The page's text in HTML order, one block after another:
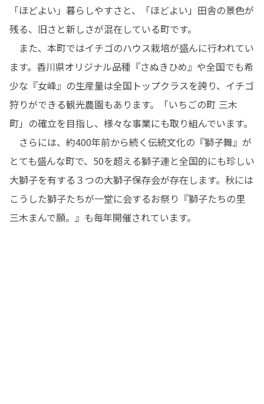
「ほどよい」暮らしやすさと、「ほどよい」田舎の景色が
残る、旧さと新しさが混在している町です。
また、本町ではイチゴのハウス栽培が盛んに行われてい
ます。香川県オリジナル品種『さぬきひめ』や全国でも希
少な『女峰』の生産量は全国トップクラスを誇り、イチゴ
狩りができる観光農園もあります。「いちごの町 三木
町」の確立を目指し、様々な事業にも取り組んでいます。
さらには、約400年前から続く伝統文化の『獅子舞』が
とても盛んな町で、50を超える獅子連と全国的にも珍しい
大獅子を有する３つの大獅子保存会が存在します。秋には
こうした獅子たちが一堂に会するお祭り『獅子たちの里
三木まんで願。』も毎年開催されています。